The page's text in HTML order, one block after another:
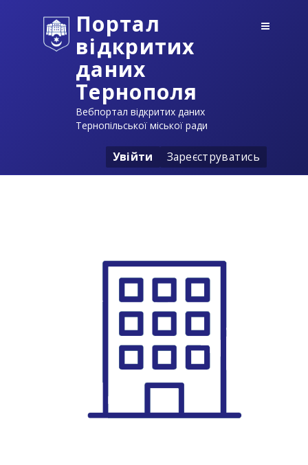
Портал
відкритих
даних
Тернополя
Вебпортал відкритих даних
Тернопільської міської ради
Увійти Зареєструватись